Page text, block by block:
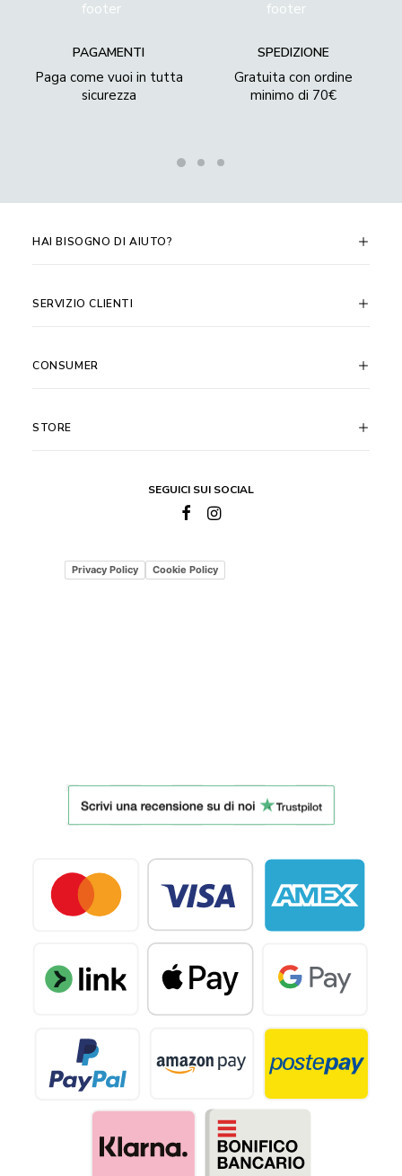
PAGAMENTI
Paga come vuoi in tutta
sicurezza
SPEDIZIONE
Gratuita con ordine
minimo di 70€
HAI BISOGNO DI AIUTO?
SERVIZIO CLIENTI
CONSUMER
STORE
SEGUICI SUI SOCIAL
Privacy Policy Cookie Policy